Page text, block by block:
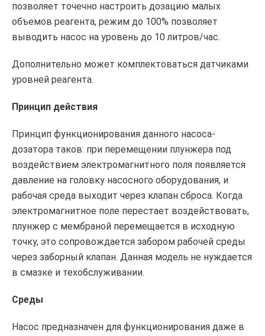
позволяет точечно настроить дозацию малых
объемов реагента, режим до 100% позволяет
выводить насос на уровень до 10 литров/час.
Дополнительно может комплектоваться датчиками
уровней реагента.
Принцип действия
Принцип функционирования данного насоса-
дозатора таков: при перемещении плунжера под
воздействием электромагнитного поля появляется
давление на головку насосного оборудования, и
рабочая среда выходит через клапан сброса. Когда
электромагнитное поле перестает воздействовать,
плунжер с мембраной перемещается в исходную
точку, это сопровождается забором рабочей среды
через заборный клапан. Данная модель не нуждается
в смазке и техобслуживании.
Среды
Насос предназначен для функционирования даже в